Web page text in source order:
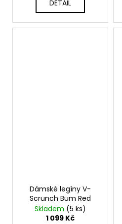
DETAIL
Dámské legíny V-
Scrunch Bum Red
Skladem (5 ks)
1 099 Kč